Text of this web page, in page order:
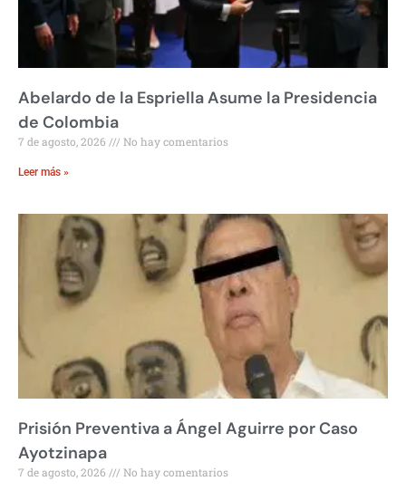
Abelardo de la Espriella Asume la Presidencia
de Colombia
7 de agosto, 2026 No hay comentarios
Leer más »
Prisión Preventiva a Ángel Aguirre por Caso
Ayotzinapa
7 de agosto, 2026 No hay comentarios